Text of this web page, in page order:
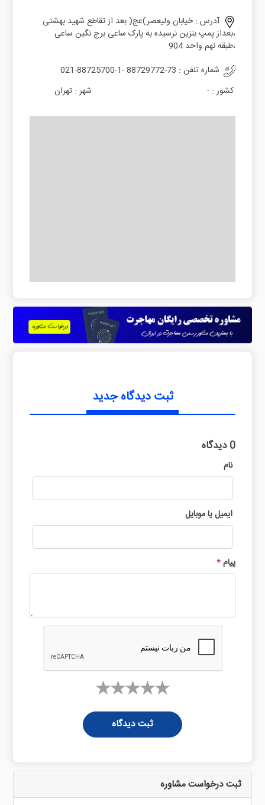
آدرس :خیابان ولیعصر)عج( بعد از تقاطع شهید بهشتی
،بعداز پمپ بنزین نرسیده به پارک ساعی برج نگین ساعی
،طبقه نهم واحد 904
شماره تلفن : 021-88725700-1- 88729772-73
کشور :- شهر : تهران
ثبت دیدگاه جدید
0 دیدگاه
نام
ایمیل یا موبایل
پیام*
ثبت دیدگاه
ثبت درخواست مشاوره